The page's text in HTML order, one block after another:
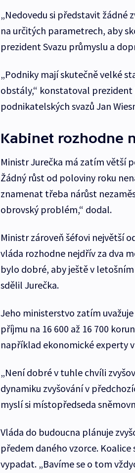
„Nedovedu si představit žádné
na určitých parametrech, aby
prezident Svazu průmyslu a
„Podniky mají skutečně velké
obstály,“ konstatoval
podnikatelských svazů Jan
Kabinet rozhodne
Ministr Jurečka má zatím větší
Žádný růst od poloviny roku
znamenat třeba nárůst
obrovský problém,“ dodal.
Ministr zároveň šéfovi největší
vláda rozhodne nejdřív za dva
bylo dobré, aby ještě v
sdělil Jurečka.
Jeho ministerstvo zatím
příjmu na 16 600 až 16 700
například ekonomické experty
„Není dobré v tuhle chvíli
dynamiku zvyšování v
myslí si místopředseda
Vláda do budoucna plánuje
předem daného vzorce.
vypadat. „Bavíme se o tom